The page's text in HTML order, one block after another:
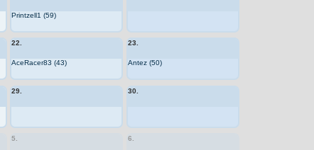
Printzell1 (59)
22.
AceRacer83 (43)
23.
Antez (50)
29. 30.
5. 6.